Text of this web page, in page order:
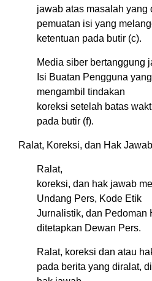
jawab atas masalah yang
pemuatan isi yang
ketentuan pada butir (c).
Media siber bertanggung
Isi Buatan Pengguna
mengambil tindakan
koreksi setelah batas
pada butir (f).
Ralat, Koreksi, dan Hak Jawab
Ralat,
koreksi, dan hak jawab
Undang Pers, Kode Etik
Jurnalistik, dan Pedoman
ditetapkan Dewan Pers.
Ralat, koreksi dan atau
pada berita yang diralat,